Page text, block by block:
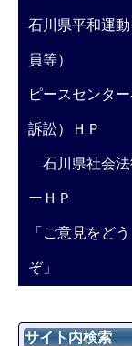
石川県平和運
員等）
ピースセンタ
訴訟）ＨＰ
石川県社会法
ーＨＰ
「ご意見をどう
ぞ」
サイト内検索